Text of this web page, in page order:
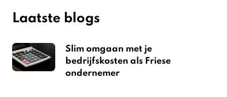
Laatste blogs
Slim omgaan met je
bedrijfskosten als Friese
ondernemer